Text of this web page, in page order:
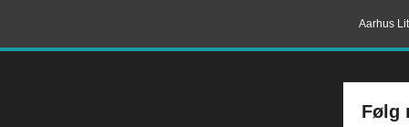
Aarhus
Følg